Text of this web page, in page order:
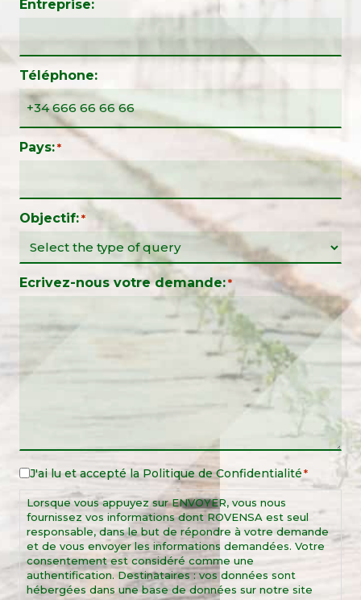
Entreprise:
Téléphone:
Pays: *
Objectif: *
Ecrivez-nous votre demande: *
Legal
J'ai lu et accepté la Politique de Confidentialité*
Lorsque vous appuyez sur ENVOYER, vous nous
fournissez vos informations dont ROVENSA est seul
responsable, dans le but de répondre à votre demande
et de vous envoyer les informations demandées. Votre
consentement est considéré comme une
authentification. Destinataires : vos données sont
hébergées dans une base de données sur notre site